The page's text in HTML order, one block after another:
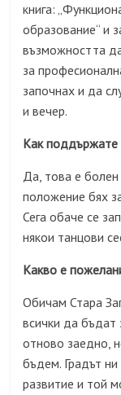
книга:
образование“ и
възможността
за
започнах и да
и вечер.
Как
Да, това е
положение бях
Сега обаче се
някои танцови
Какво е
Обичам Стара
всички да
отново заедно,
бъдем. Градът
развитие и той